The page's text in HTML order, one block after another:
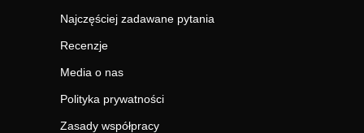
Najczęściej zadawane pytania
Recenzje
Media o nas
Polityka prywatności
Zasady współpracy